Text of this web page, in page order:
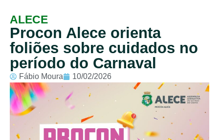
ALECE
Procon Alece orienta
foliões sobre cuidados no
período do Carnaval
Fábio Moura 10/02/2026